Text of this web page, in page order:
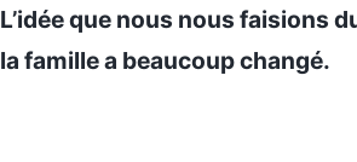
L’idée que nous nous faisions
la famille a beaucoup changé.